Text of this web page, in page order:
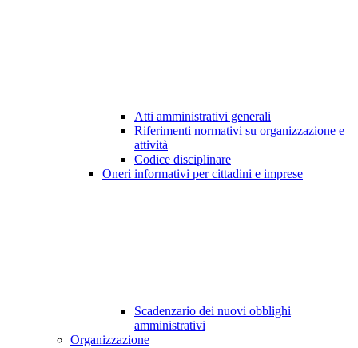
Atti amministrativi generali
Riferimenti normativi su organizzazione e
attività
Codice disciplinare
Oneri informativi per cittadini e imprese
Scadenzario dei nuovi obblighi
amministrativi
Organizzazione